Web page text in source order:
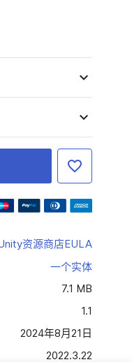
资源商店EULA
一个实体
7.1 MB
1.1
2024年8月21日
2022.3.22